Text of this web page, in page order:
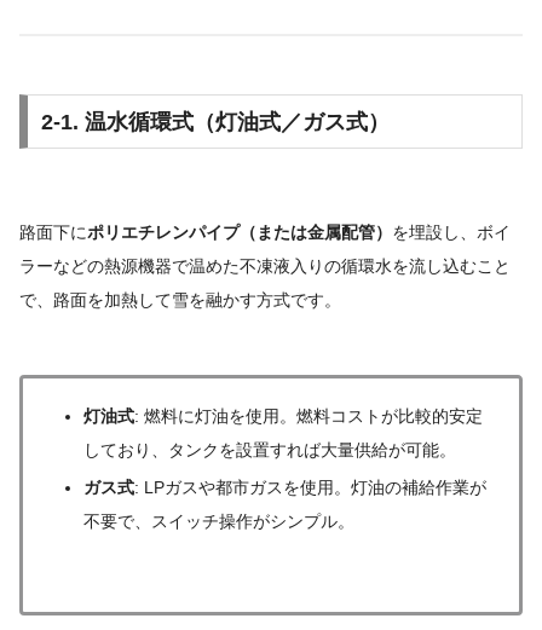
2-1. 温水循環式（灯油式／ガス式）
路面下にポリエチレンパイプ（または金属配管） を埋設し、ボイ
ラーなどの熱源機器で温めた不凍液入りの循環水を流し込むこと
で、路面を加熱して雪を融かす方式です。
灯油式: 燃料に灯油を使用。燃料コストが比較的安定
しており、タンクを設置すれば大量供給が可能。
ガス式: LPガスや都市ガスを使用。灯油の補給作業が
不要で、スイッチ操作がシンプル。